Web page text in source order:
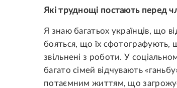
Які труднощі постають перед
Я знаю багатьох українців, що
бояться, що їх сфотографують,
звільнені з роботи. У
багато сімей відчувають
потаємним життям, що